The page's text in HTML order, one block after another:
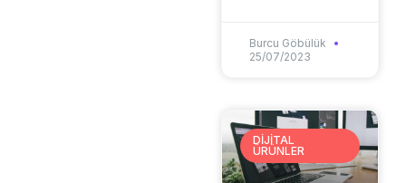
Burcu Göbülük
25/07/2023
DIJITAL
ÜRÜNLER